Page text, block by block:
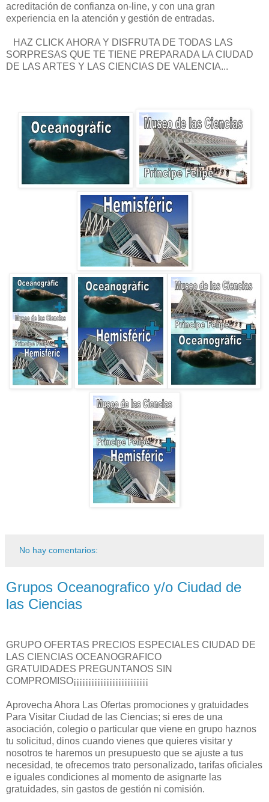
acreditación de confianza on-line, y con una gran
experiencia en la atención y gestión de entradas.
HAZ CLICK AHORA Y DISFRUTA DE TODAS LAS
SORPRESAS QUE TE TIENE PREPARADA LA CIUDAD
DE LAS ARTES Y LAS CIENCIAS DE VALENCIA...
No hay comentarios:
Grupos Oceanografico y/o Ciudad de
las Ciencias
GRUPO OFERTAS PRECIOS ESPECIALES CIUDAD DE
LAS CIENCIAS OCEANOGRAFICO
GRATUIDADES PREGUNTANOS SIN
COMPROMISO¡¡¡¡¡¡¡¡¡¡¡¡¡¡¡¡¡¡¡¡¡¡¡¡¡
Aprovecha Ahora Las Ofertas promociones y gratuidades
Para Visitar Ciudad de las Ciencias; si eres de una
asociación, colegio o particular que viene en grupo haznos
tu solicitud, dinos cuando vienes que quieres visitar y
nosotros te haremos un presupuesto que se ajuste a tus
necesidad, te ofrecemos trato personalizado, tarifas oficiales
e iguales condiciones al momento de asignarte las
gratuidades, sin gastos de gestión ni comisión.